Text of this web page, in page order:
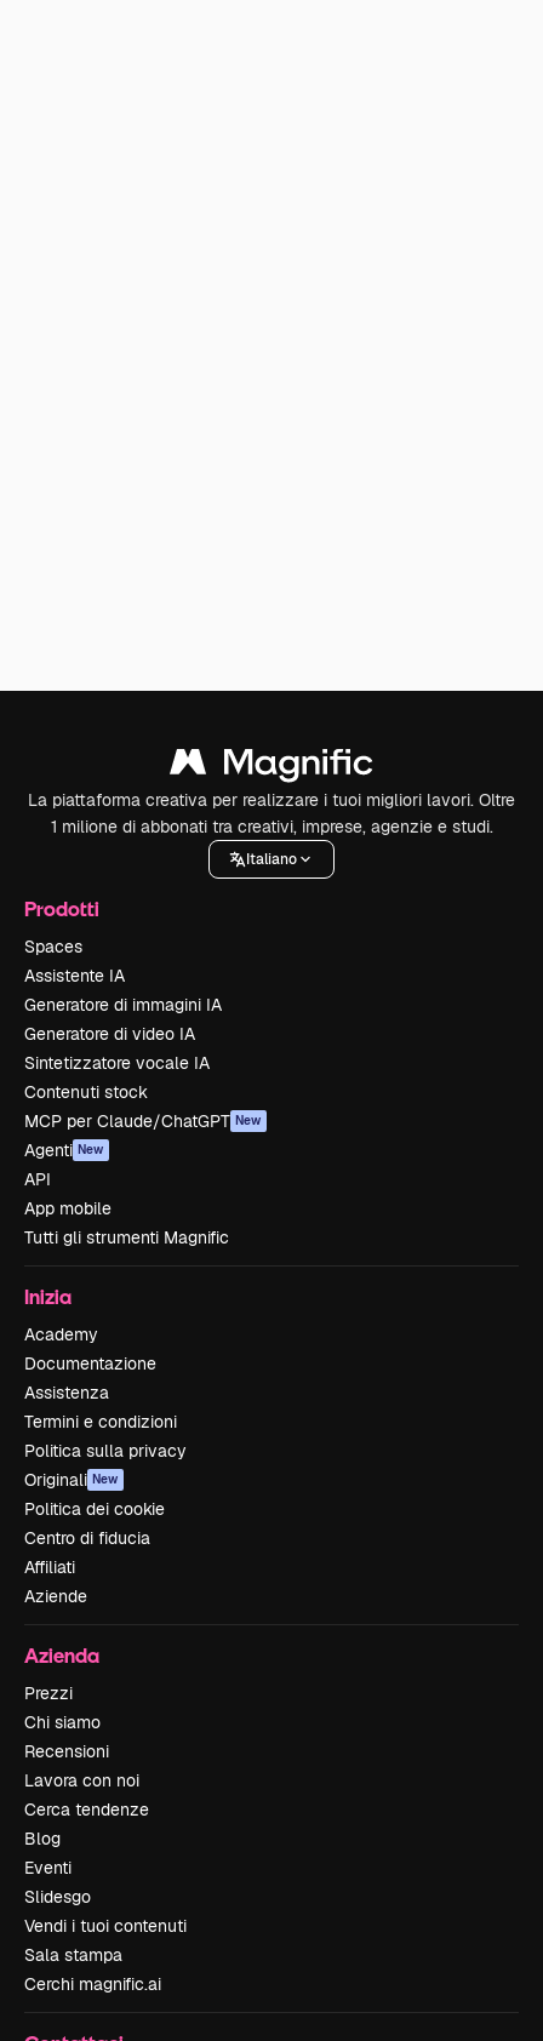
La piattaforma creativa per realizzare i tuoi migliori lavori. Oltre
1 milione di abbonati tra creativi, imprese, agenzie e studi.
Italiano
Prodotti
Spaces
Assistente IA
Generatore di immagini IA
Generatore di video IA
Sintetizzatore vocale IA
Contenuti stock
MCP per Claude/ChatGPT New
Agenti New
API
App mobile
Tutti gli strumenti Magnific
Inizia
Academy
Documentazione
Assistenza
Termini e condizioni
Politica sulla privacy
Originali New
Politica dei cookie
Centro di fiducia
Affiliati
Aziende
Azienda
Prezzi
Chi siamo
Recensioni
Lavora con noi
Cerca tendenze
Blog
Eventi
Slidesgo
Vendi i tuoi contenuti
Sala stampa
Cerchi magnific.ai